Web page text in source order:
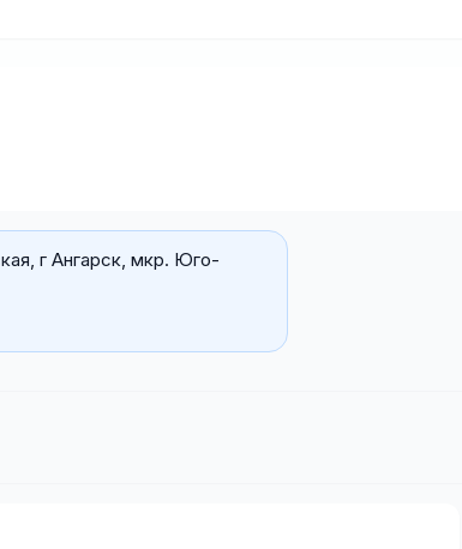
г Ангарск, мкр. Юго-